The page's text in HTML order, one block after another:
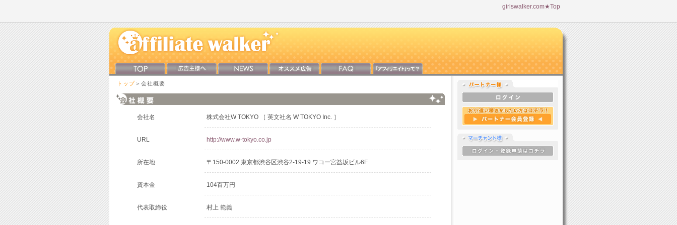
girlswalker.com★Top
トップ ＞会社概要
会社名 株式会社W TOKYO ［ 英文社名 W TOKYO Inc. ］
URL http://www.w-tokyo.co.jp
所在地 〒150-0002 東京都渋谷区渋谷2-19-19 ワコー宮益坂ビル6F
資本金 104百万円
代表取締役 村上 範義